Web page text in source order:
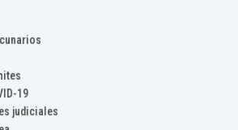
19
judiciales